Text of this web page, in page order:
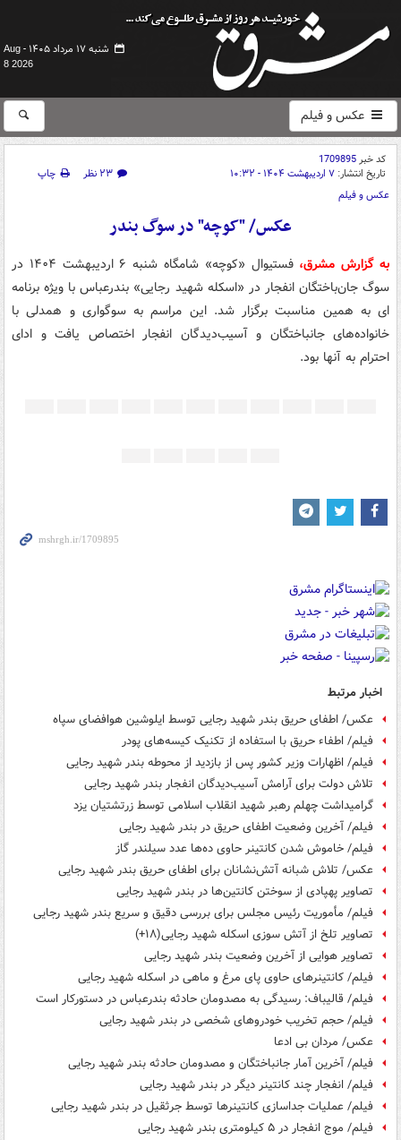
شنبه ۱۷ مرداد ۱۴۰۵ -
Aug
8 2026
عکس و فیلم
کد خبر1709895
تاریخ انتشار: ۷ اردیبهشت ۱۴۰۴ - ۱۰:۳۲ ۲۳ نظر
چاپ
عکس و فیلم
عکس/ "کوچه" در سوگ بندر
به گزارش مشرق،
فستیوال «کوچه» شامگاه شنبه ۶ اردیبهشت ۱۴۰۴ در
سوگ جان‌باختگان انفجار در «اسکله شهید رجایی» بندرعباس با ویژه برنامه
ای به همین مناسبت برگزار شد. این مراسم به سوگواری و همدلی با
خانواده‌های جانباختگان و آسیب‌دیدگان انفجار اختصاص یافت و ادای
احترام به آنها بود.
اخبار مرتبط
عکس/ اطفای حریق بندر شهید رجایی توسط ایلوشین هوافضای سپاه
فیلم/ اطفاء حریق با استفاده از تکنیک کیسه‌های پودر
فیلم/ اظهارات وزیر کشور پس از بازدید از محوطه بندر شهید رجایی
تلاش دولت برای آرامش آسیب‌دیدگان انفجار بندر شهید رجایی
گرامیداشت چهلم رهبر شهید انقلاب اسلامی توسط زرتشتیان یزد
فیلم/ آخرین وضعیت اطفای حریق در بندر شهید رجایی
فیلم/ خاموش شدن کانتینر حاوی ده‌ها عدد سیلندر گاز
عکس/ تلاش شبانه آتش‌نشانان برای اطفای حریق بندر شهید رجایی
تصاویر پهپادی از سوختن کانتین‌ها در بندر شهید رجایی
فیلم/ مأموریت رئیس مجلس برای بررسی دقیق و سریع بندر شهید رجایی
تصاویر تلخ از آتش سوزی اسکله شهید رجایی(۱۸+)
تصاویر هوایی از آخرین وضعیت بندر شهید رجایی
فیلم/ کانتینرهای حاوی پای مرغ و ماهی در اسکله شهید رجایی
فیلم/ قالیباف: رسیدگی به مصدومان حادثه بندرعباس در دستورکار است
فیلم/ حجم تخریب خودروهای شخصی در بندر شهید رجایی
عکس/ مردان بی ادعا
فیلم/ آخرین آمار جانباختگان و مصدومان حادثه بندر شهید رجایی
فیلم/ انفجار چند کانتینر دیگر در بندر شهید رجایی
فیلم/ عملیات جداسازی کانتینرها توسط جرثقیل‌ در بندر شهید رجایی
فیلم/ موج انفجار در ۵ کیلومتری بندر شهید رجایی